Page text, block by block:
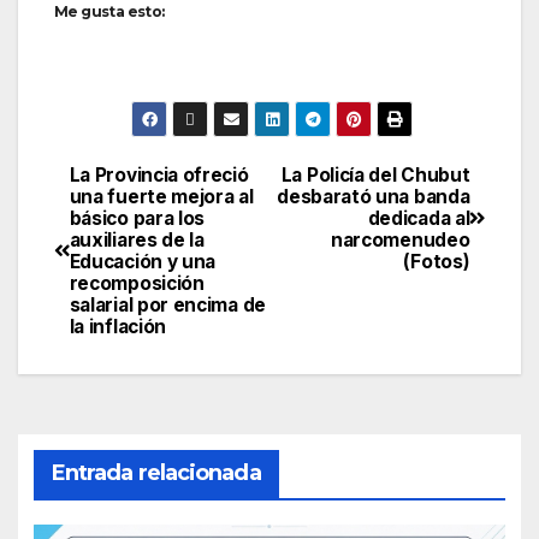
Me gusta esto:
Navegación
de
entradas
La Policía del Chubut
desbarató una banda
dedicada al
narcomenudeo
(Fotos)
La Provincia ofreció
una fuerte mejora al
básico para los
auxiliares de la
Educación y una
recomposición
salarial por encima de
la inflación
Entrada relacionada